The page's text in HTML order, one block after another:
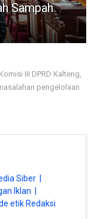
Sampah
III DPRD Kalteng,
pengelolaan
Siber |
Iklan |
etik Redaksi